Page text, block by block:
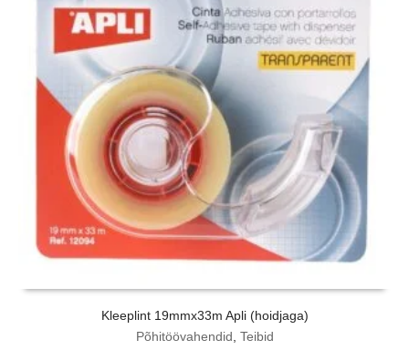
Kleeplint 19mmx33m Apli (hoidjaga)
Põhitöövahendid, Teibid